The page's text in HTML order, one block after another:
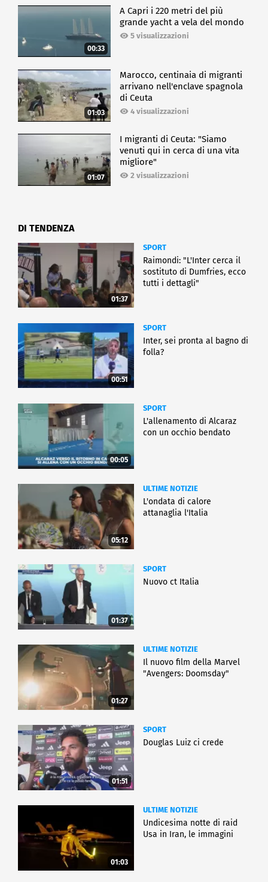
00:33
A Capri i 220 metri del più
grande yacht a vela del mondo
5 visualizzazioni
01:03
Marocco, centinaia di migranti
arrivano nell'enclave spagnola
di Ceuta
4 visualizzazioni
01:07
I migranti di Ceuta: "Siamo
venuti qui in cerca di una vita
migliore"
2 visualizzazioni
DI TENDENZA
01:37
SPORT
Raimondi: "L'Inter cerca il
sostituto di Dumfries, ecco
tutti i dettagli"
00:51
SPORT
Inter, sei pronta al bagno di
folla?
00:05
SPORT
L'allenamento di Alcaraz
con un occhio bendato
05:12
ULTIME NOTIZIE
L'ondata di calore
attanaglia l'Italia
01:37
SPORT
Nuovo ct Italia
01:27
ULTIME NOTIZIE
Il nuovo film della Marvel
"Avengers: Doomsday"
01:51
SPORT
Douglas Luiz ci crede
01:03
ULTIME NOTIZIE
Undicesima notte di raid
Usa in Iran, le immagini